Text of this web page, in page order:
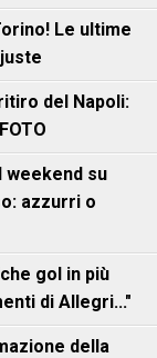
Le ultime
del Napoli:
weekend su
azzurri o
gol in più
di Allegri..."
della